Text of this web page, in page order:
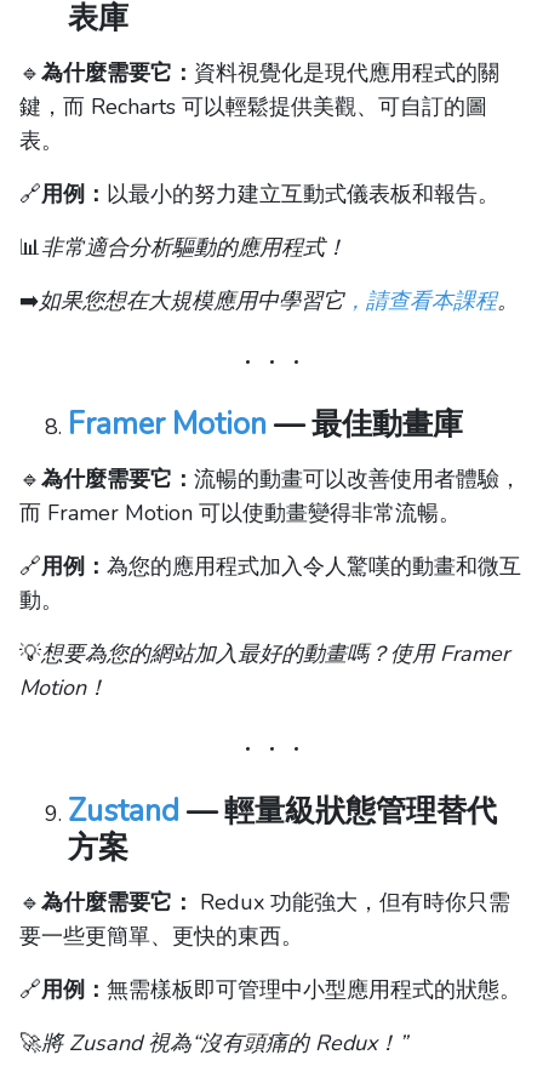
表庫
🔹為什麼需要它： 資料視覺化是現代應用程式的關
鍵，而 Recharts 可以輕鬆提供美觀、可自訂的圖
表。
🔗用例： 以最小的努力建立互動式儀表板和報告。
📊非常適合分析驅動的應用程式！
➡️如果您想在大規模應用中學習它，請查看本課程。
Framer Motion— 最佳動畫庫
🔹為什麼需要它： 流暢的動畫可以改善使用者體驗，
而 Framer Motion 可以使動畫變得非常流暢。
🔗用例： 為您的應用程式加入令人驚嘆的動畫和微互
動。
💡想要為您的網站加入最好的動畫嗎？使用 Framer
Motion！
Zustand— 輕量級狀態管理替代
方案
🔹為什麼需要它： Redux 功能強大，但有時你只需
要一些更簡單、更快的東西。
🔗用例： 無需樣板即可管理中小型應用程式的狀態。
🚀將 Zusand 視為“沒有頭痛的 Redux！”